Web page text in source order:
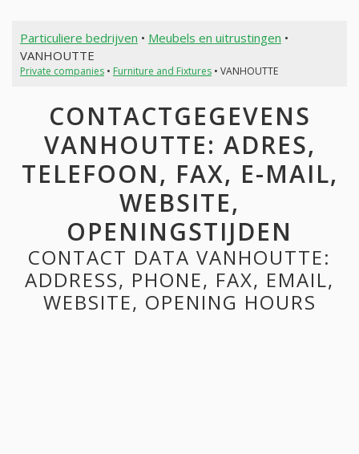
Particuliere bedrijven • Meubels en uitrustingen •
VANHOUTTE
Private companies• Furniture and Fixtures• VANHOUTTE
CONTACTGEGEVENS
VANHOUTTE: ADRES,
TELEFOON, FAX, E-MAIL,
WEBSITE,
OPENINGSTIJDEN
CONTACT DATA VANHOUTTE:
ADDRESS, PHONE, FAX, EMAIL,
WEBSITE, OPENING HOURS